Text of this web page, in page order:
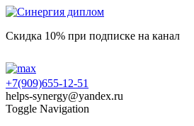
Скидка 10% при подписке на канал
+7(909)655-12-51
helps-synergy@yandex.ru
Toggle Navigation